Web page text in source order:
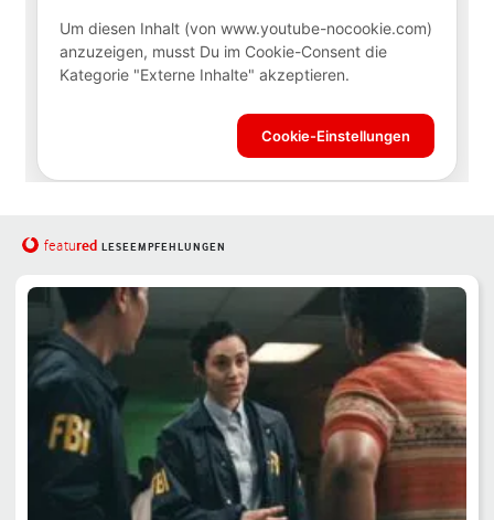
featured LESEEMPFEHLUNGEN